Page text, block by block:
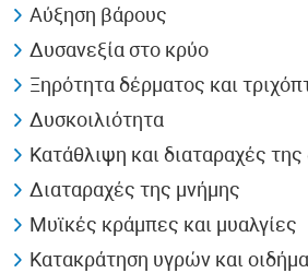
Αύξηση βάρους
Δυσανεξία στο κρύο
Ξηρότητα δέρματος και
Δυσκοιλιότητα
Κατάθλιψη και διαταραχές της
Διαταραχές της μνήμης
Μυϊκές κράμπες και μυαλγίες
Κατακράτηση υγρών και